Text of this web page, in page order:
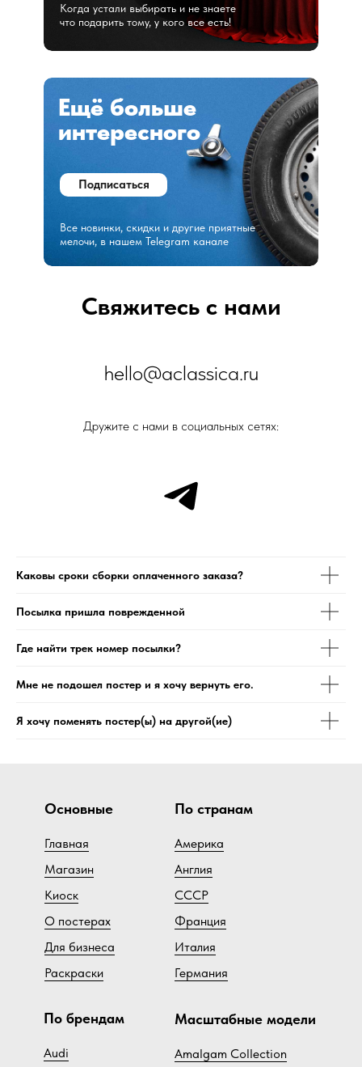
Ещё больше
интересного
Все новинки, скидки и другие приятные
мелочи, в нашем Telegram канале
Когда устали выбирать и не знаете
что подарить тому, у кого все есть!
Подписаться
Свяжитесь с нами
hello@aclassica.ru
Дружите с нами в социальных сетях:
Каковы сроки сборки оплаченного заказа?
Посылка пришла поврежденной
Где найти трек номер посылки?
Мне не подошел постер и я хочу вернуть его.
Я хочу поменять постер(ы) на другой(ие)
Основные
Главная
Магазин
Киоск
О постерах
Для бизнеса
Раскраски
По брендам
Audi
По странам
Америка
Англия
СССР
Франция
Италия
Германия
Масштабные модели
Amalgam Collection